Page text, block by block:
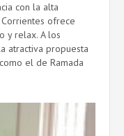
con la alta
ofrece
y relax. A los
atractiva propuesta
el de Ramada